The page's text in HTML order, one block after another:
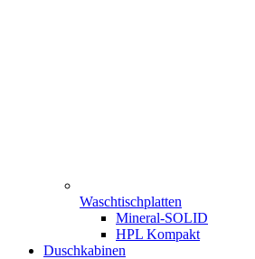
Waschtischplatten
Mineral-SOLID
HPL Kompakt
Duschkabinen